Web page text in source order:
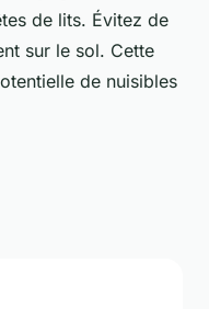
de lits. Évitez de
sur le sol. Cette
de nuisibles